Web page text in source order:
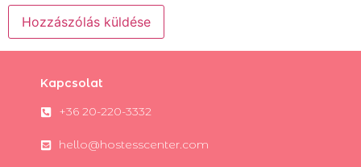
Kapcsolat
+36 20-220-3332
hello@hostesscenter.com